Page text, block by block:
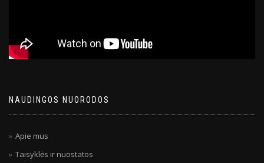
NAUDINGOS NUORODOS
Apie mus
Taisyklės ir nuostatos